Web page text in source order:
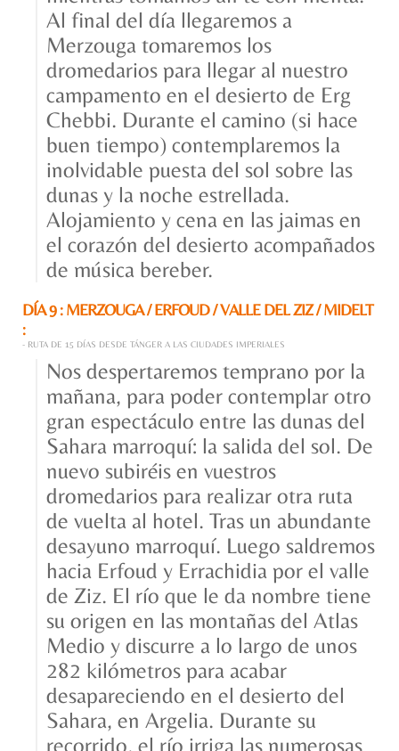
Al final del día llegaremos a
Merzouga tomaremos los
dromedarios para llegar al nuestro
campamento en el desierto de Erg
Chebbi. Durante el camino (si hace
buen tiempo) contemplaremos la
inolvidable puesta del sol sobre las
dunas y la noche estrellada.
Alojamiento y cena en las jaimas en
el corazón del desierto acompañados
de música bereber.
DÍA 9 : MERZOUGA / ERFOUD / VALLE DEL ZIZ / MIDELT
:
- RUTA DE 15 DÍAS DESDE TÁNGER A LAS CIUDADES IMPERIALES
Nos despertaremos temprano por la
mañana, para poder contemplar otro
gran espectáculo entre las dunas del
Sahara marroquí: la salida del sol. De
nuevo subiréis en vuestros
dromedarios para realizar otra ruta
de vuelta al hotel. Tras un abundante
desayuno marroquí. Luego saldremos
hacia Erfoud y Errachidia por el valle
de Ziz. El río que le da nombre tiene
su origen en las montañas del Atlas
Medio y discurre a lo largo de unos
282 kilómetros para acabar
desapareciendo en el desierto del
Sahara, en Argelia. Durante su
recorrido, el río irriga las numerosas